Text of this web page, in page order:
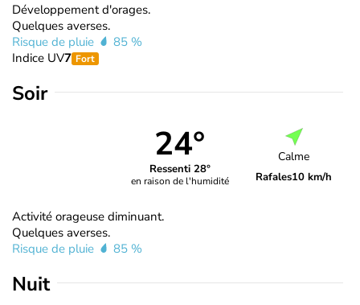
Développement d'orages.
Quelques averses.
Risque de pluie
85 %
Indice UV7 Fort
Soir
24°
Ressenti 28°
en raison de l'humidité
Calme
Rafales10 km/h
Activité orageuse diminuant.
Quelques averses.
Risque de pluie
85 %
Nuit